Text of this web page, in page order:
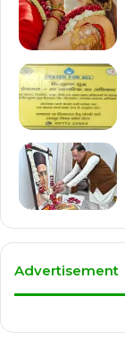
Advertisement